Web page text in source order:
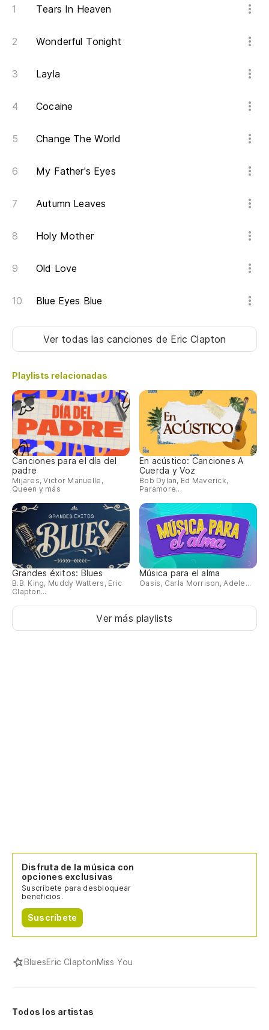
Tears In Heaven
Wonderful Tonight
Layla
Cocaine
Change The World
My Father's Eyes
Autumn Leaves
Holy Mother
Old Love
Blue Eyes Blue
Ver todas las canciones de Eric Clapton
Playlists relacionadas
Canciones para el día del
padre
Mijares, Victor Manuelle,
Queen y más
En acústico: Canciones A
Cuerda y Voz
Bob Dylan, Ed Maverick,
Paramore...
Grandes éxitos: Blues
B.B. King, Muddy Watters, Eric
Clapton...
Música para el alma
Oasis, Carla Morrison, Adele...
Ver más playlists
Disfruta de la música con
opciones exclusivas
Suscríbete para desbloquear
beneficios.
Suscríbete
BluesEric ClaptonMiss You
Todos los artistas